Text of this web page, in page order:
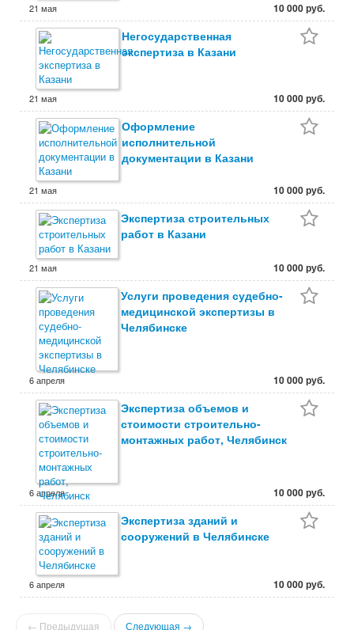
21 мая 10 000 руб.
Негосударственная
экспертиза в Казани
21 мая 10 000 руб.
Оформление
исполнительной
документации в Казани
21 мая 10 000 руб.
Экспертиза строительных
работ в Казани
21 мая 10 000 руб.
Услуги проведения судебно-
медицинской экспертизы в
Челябинске
6 апреля 10 000 руб.
Экспертиза объемов и
стоимости строительно-
монтажных работ, Челябинск
6 апреля 10 000 руб.
Экспертиза зданий и
сооружений в Челябинске
6 апреля 10 000 руб.
← Предыдущая Следующая →